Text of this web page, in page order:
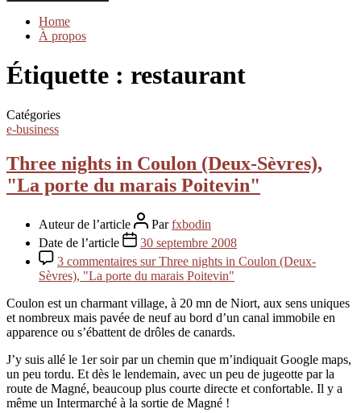
Home
À propos
Étiquette : restaurant
Catégories
e-business
Three nights in Coulon (Deux-Sèvres),
"La porte du marais Poitevin"
Auteur de l’article Parfxbodin
Date de l’article
30 septembre 2008
3 commentaires sur Three nights in Coulon (Deux-
Sèvres), "La porte du marais Poitevin"
Coulon est un charmant village, à 20 mn de Niort, aux sens uniques
et nombreux mais pavée de neuf au bord d’un canal immobile en
apparence ou s’ébattent de drôles de canards.
J’y suis allé le 1er soir par un chemin que m’indiquait Google maps,
un peu tordu. Et dès le lendemain, avec un peu de jugeotte par la
route de Magné, beaucoup plus courte directe et confortable. Il y a
même un Intermarché à la sortie de Magné !